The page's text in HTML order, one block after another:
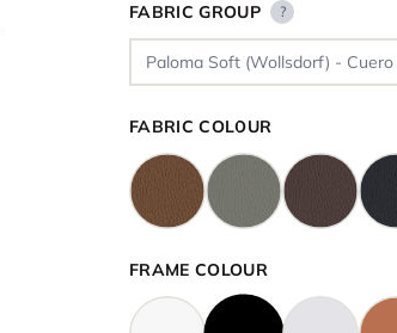
FABRIC GROUP ?
FABRIC COLOUR
FRAME COLOUR